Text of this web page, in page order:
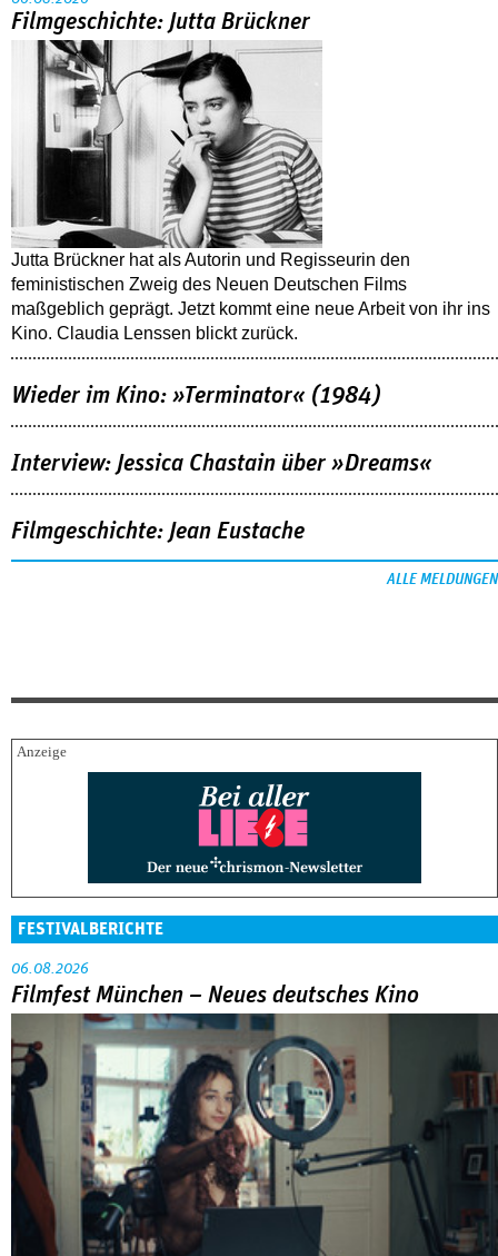
Filmgeschichte: Jutta Brückner
Jutta Brückner hat als Autorin und Regisseurin den
feministischen Zweig des Neuen Deutschen Films
maßgeblich geprägt. Jetzt kommt eine neue Arbeit von ihr ins
Kino. Claudia Lenssen blickt zurück.
Wieder im Kino: »Terminator« (1984)
Interview: Jessica Chastain über »Dreams«
Filmgeschichte: Jean Eustache
ALLE MELDUNGEN
FESTIVALBERICHTE
06.08.2026
Filmfest München – Neues deutsches Kino